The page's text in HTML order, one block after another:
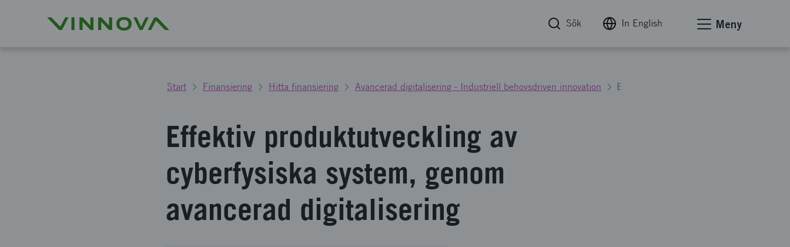
Sök In English Meny
Start Finansiering Hitta finansiering Avancerad digitalisering - Industriell behovsdriven innovation
Effektiv produktutveckling av
cyberfysiska system, genom
avancerad digitalisering